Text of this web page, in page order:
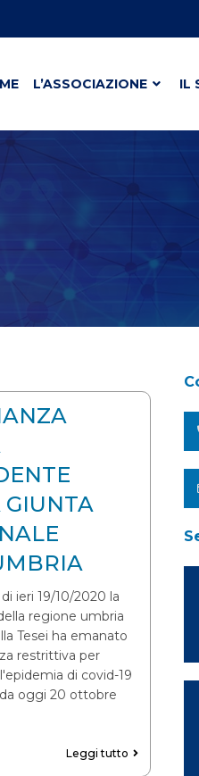
L’ASSOCIAZIONE IL
GIUNTA
ieri 19/10/2020 la
regione umbria
Tesei ha emanato
restrittiva per
di covid-19
oggi 20 ottobre
Leggi tutto